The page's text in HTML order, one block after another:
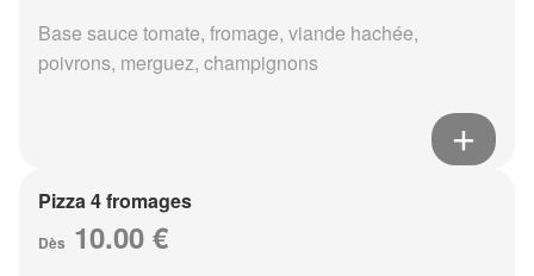
Base sauce tomate, fromage, viande hachée,
poivrons, merguez, champignons
Pizza 4 fromages
Dès 10.00 €